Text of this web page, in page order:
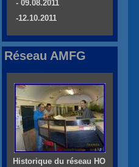
- 09.08.2011
-12.10.2011
Réseau AMFG
Historique du réseau HO